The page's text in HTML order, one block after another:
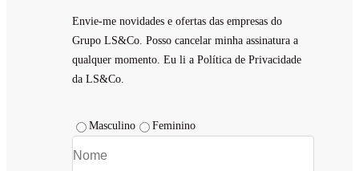
Envie-me novidades e ofertas das empresas do
Grupo LS&Co. Posso cancelar minha assinatura a
qualquer momento. Eu li a Política de Privacidade
da LS&Co.
Masculino Feminino